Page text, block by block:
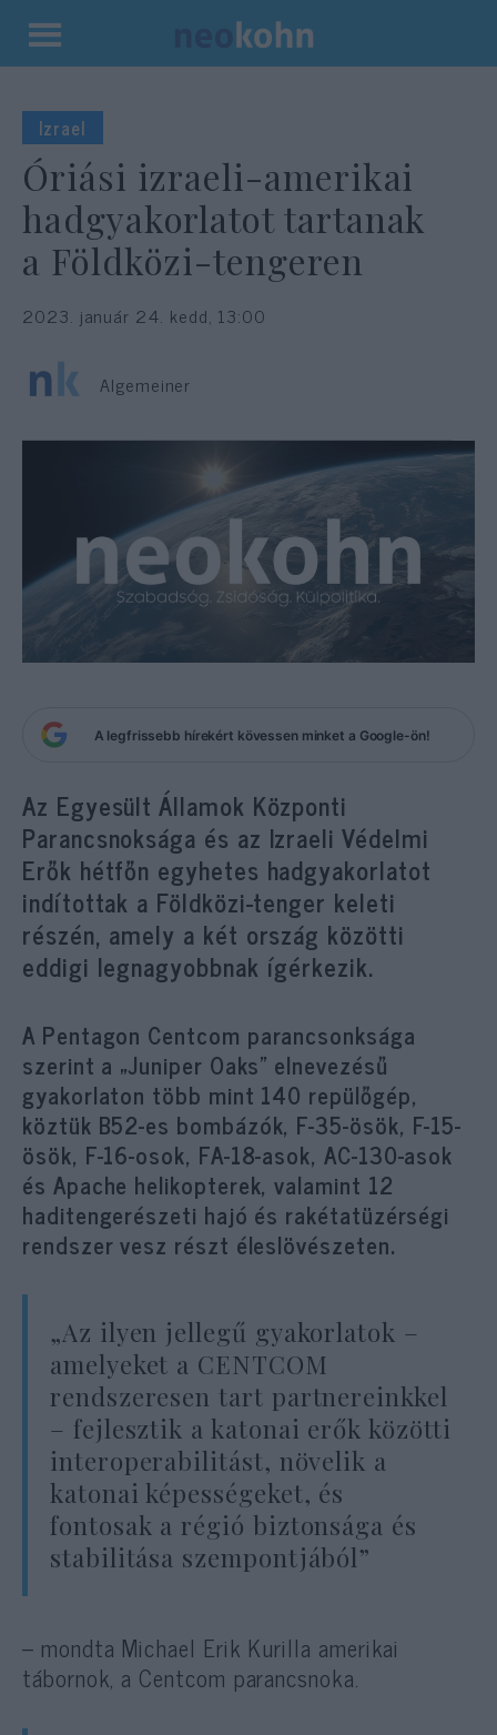
Kilépés
tartalomba
Izrael
Óriási izraeli-amerikai
hadgyakorlatot tartanak
a Földközi-tengeren
2023. január 24. kedd, 13:00
Algemeiner
A legfrissebb hírekért kövessen minket a Google-ön!
Az Egyesült Államok Központi
Parancsnoksága és az Izraeli Védelmi
Erők hétfőn egyhetes hadgyakorlatot
indítottak a Földközi-tenger keleti
részén, amely a két ország közötti
eddigi legnagyobbnak ígérkezik.
A Pentagon Centcom parancsonksága
szerint a „Juniper Oaks” elnevezésű
gyakorlaton több mint 140 repülőgép,
köztük B52-es bombázók, F-35-ösök, F-15-
ösök, F-16-osok, FA-18-asok, AC-130-asok
és Apache helikopterek, valamint 12
haditengerészeti hajó és rakétatüzérségi
rendszer vesz részt éleslövészeten.
„Az ilyen jellegű gyakorlatok –
amelyeket a CENTCOM
rendszeresen tart partnereinkkel
– fejlesztik a katonai erők közötti
interoperabilitást, növelik a
katonai képességeket, és
fontosak a régió biztonsága és
stabilitása szempontjából”
– mondta Michael Erik Kurilla amerikai
tábornok, a Centcom parancsnoka.